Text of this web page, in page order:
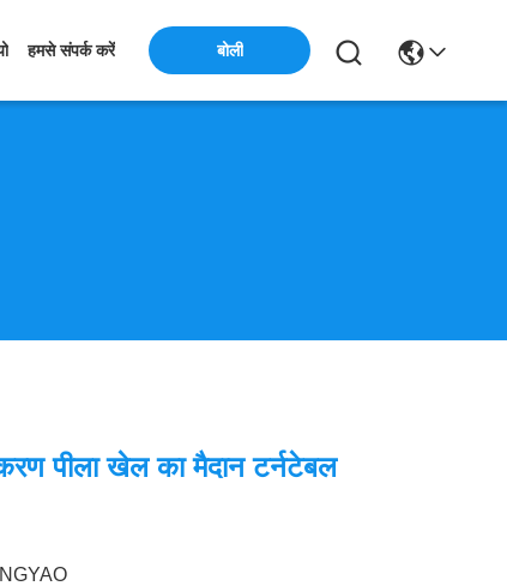
हमसे संपर्क करें बोली
पीला खेल का मैदान टर्नटेबल